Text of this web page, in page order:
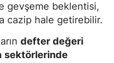
gevşeme beklentisi,
cazip hale getirebilir.
defter değeri
sektörlerinde